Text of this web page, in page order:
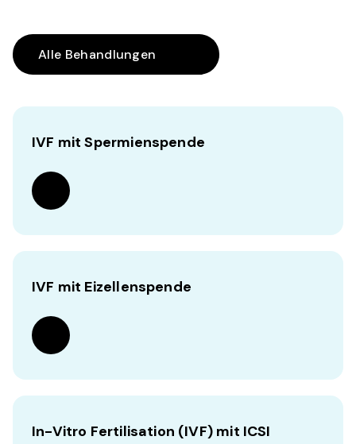
Alle Behandlungen
IVF mit Spermienspende
IVF mit Eizellenspende
In-Vitro Fertilisation (IVF) mit ICSI